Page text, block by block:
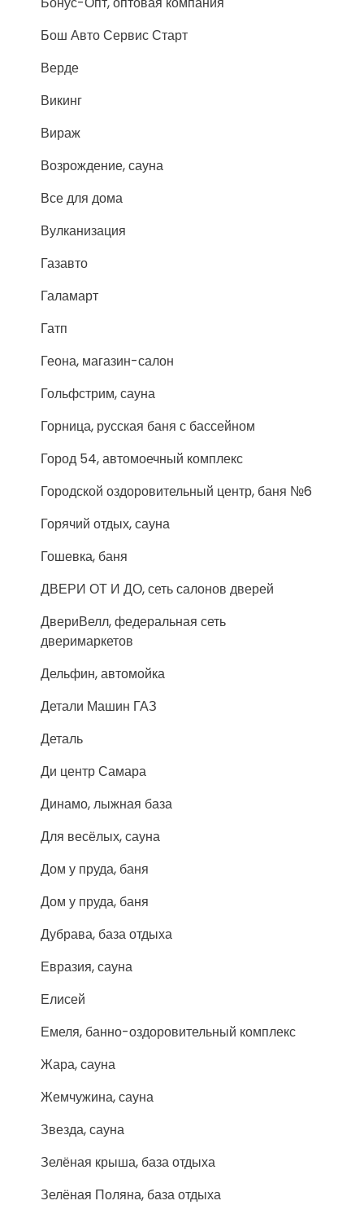
Бош Авто Сервис Старт
Верде
Викинг
Вираж
Возрождение, сауна
Все для дома
Вулканизация
Газавто
Галамарт
Гатп
Геона, магазин-салон
Гольфстрим, сауна
Горница, русская баня с бассейном
Город 54, автомоечный комплекс
Городской оздоровительный центр, баня №6
Горячий отдых, сауна
Гошевка, баня
ДВЕРИ ОТ И ДО, сеть салонов дверей
ДвериВелл, федеральная сеть
дверимаркетов
Дельфин, автомойка
Детали Машин ГАЗ
Деталь
Ди центр Самара
Динамо, лыжная база
Для весёлых, сауна
Дом у пруда, баня
Дом у пруда, баня
Дубрава, база отдыха
Евразия, сауна
Елисей
Емеля, банно-оздоровительный комплекс
Жара, сауна
Жемчужина, сауна
Звезда, сауна
Зелёная крыша, база отдыха
Зелёная Поляна, база отдыха